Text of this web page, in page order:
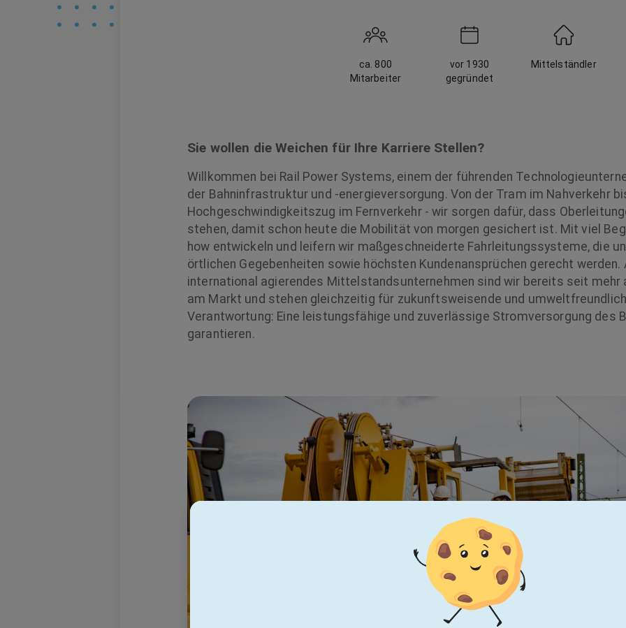
ca. 800
Mitarbeiter
vor 1930
gegründet
Mittelständler
Sie wollen die Weichen für Ihre Karriere Stellen?
Willkommen bei Rail Power Systems, einem der führenden
der Bahninfrastruktur und -energieversorgung. Von der Tram im Nahverkehr
Hochgeschwindigkeitszug im Fernverkehr - wir sorgen dafür, dass
stehen, damit schon heute die Mobilität von morgen gesichert ist. Mit viel
how entwickeln und leifern wir maßgeschneiderte Fahrleitungssysteme, die
örtlichen Gegebenheiten sowie höchsten Kundenansprüchen gerecht werden.
international agierendes Mittelstandsunternehmen sind wir bereits seit mehr
am Markt und stehen gleichzeitig für zukunftsweisende und
Verantwortung: Eine leistungsfähige und zuverlässige Stromversorgung des
garantieren.